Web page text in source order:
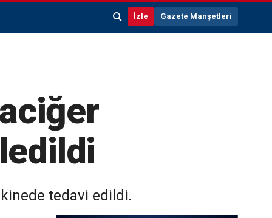
İzle Gazete Manşetleri
tedavi edildi.